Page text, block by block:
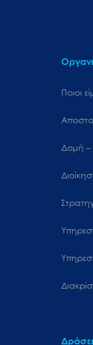
Ποιοι
Δομή